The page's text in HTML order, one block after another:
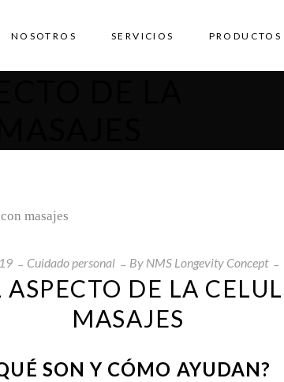
NOSOTROS SERVICIOS PRODUCTOS
19 Cuidado personal By NMS Longevity Concept
ASPECTO DE LA
MASAJES
SON Y CÓMO AYUDAN?